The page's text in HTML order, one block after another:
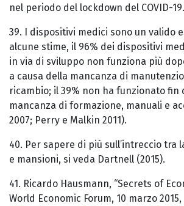
nel periodo del lockdown del COVID-19.
39. I dispositivi medici sono un valido
alcune stime, il 96% dei dispositivi
in via di sviluppo non funziona più
a causa della mancanza di
ricambio; il 39% non ha funzionato fin
mancanza di formazione, manuali e
2007; Perry e Malkin 2011).
40. Per sapere di più sull’intreccio tra
e mansioni, si veda Dartnell (2015).
41. Ricardo Hausmann, “Secrets of
World Economic Forum, 10 marzo 2015,